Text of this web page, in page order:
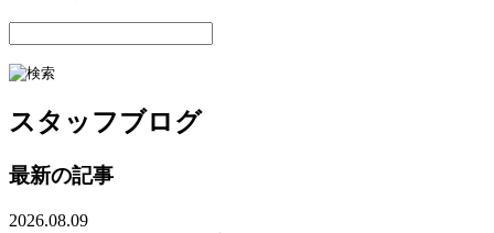
スタッフブログ
最新の記事
2026.08.09